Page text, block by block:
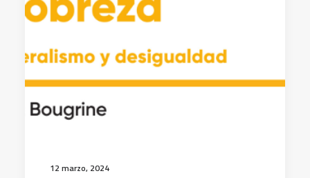
12 marzo, 2024